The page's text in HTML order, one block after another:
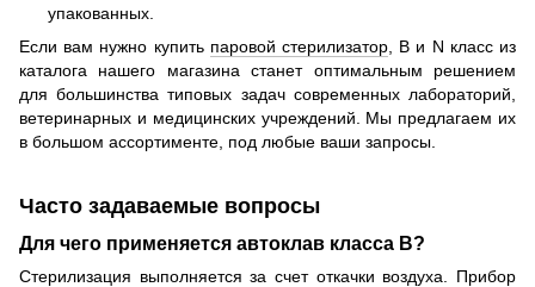
упакованных.
Если вам нужно купить паровой стерилизатор, B и N класс из
каталога нашего магазина станет оптимальным решением
для большинства типовых задач современных лабораторий,
ветеринарных и медицинских учреждений. Мы предлагаем их
в большом ассортименте, под любые ваши запросы.
Часто задаваемые вопросы
Для чего применяется автоклав класса B?
Стерилизация выполняется за счет откачки воздуха. Прибор